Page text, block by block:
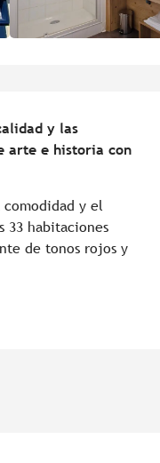
y las
arte e historia con
y el
33 habitaciones
de tonos rojos y